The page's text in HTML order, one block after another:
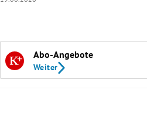
Abo-Angebote
Weiter